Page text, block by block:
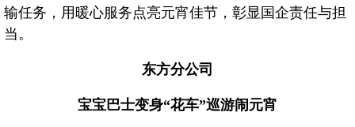
政策
输任务，用暖心服务点亮元宵佳节，彰显国企责任与担
当。
东方分公司
宝宝巴士变身“花车”巡游闹元宵